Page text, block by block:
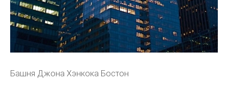
Башня Джона Хэнкока Бостон